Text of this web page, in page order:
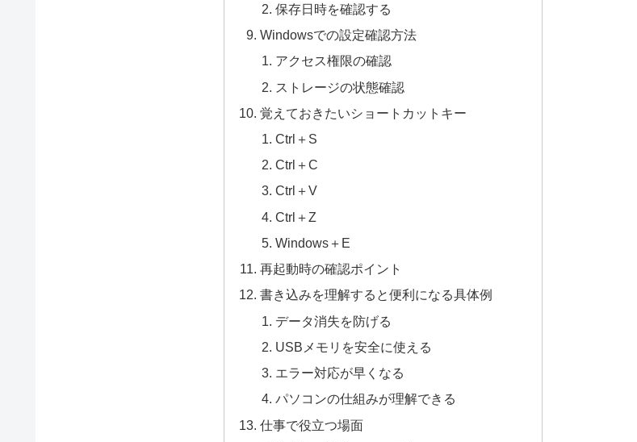
保存日時を確認する
Windowsでの設定確認方法
アクセス権限の確認
ストレージの状態確認
覚えておきたいショートカットキー
Ctrl＋S
Ctrl＋C
Ctrl＋V
Ctrl＋Z
Windows＋E
再起動時の確認ポイント
書き込みを理解すると便利になる具体例
データ消失を防げる
USBメモリを安全に使える
エラー対応が早くなる
パソコンの仕組みが理解できる
仕事で役立つ場面